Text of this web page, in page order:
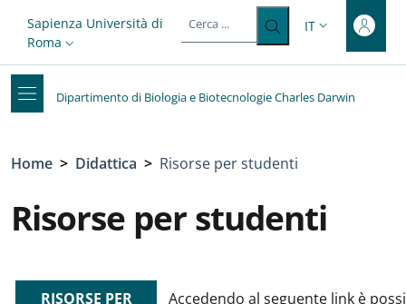
Top-level heading
Slim top
Sapienza Università di
Roma
SELETTORE
IT
Dipartimento di Biologia e Biotecnologie Charles Darwin
Briciole di pane
Home > Didattica > Risorse per studenti
Risorse per studenti
RISORSE PER
Accedendo al seguente link è